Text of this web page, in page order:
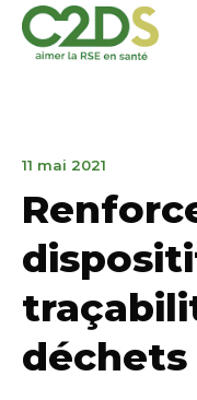
contenido
11 mai 2021
marzo
2023
déchets